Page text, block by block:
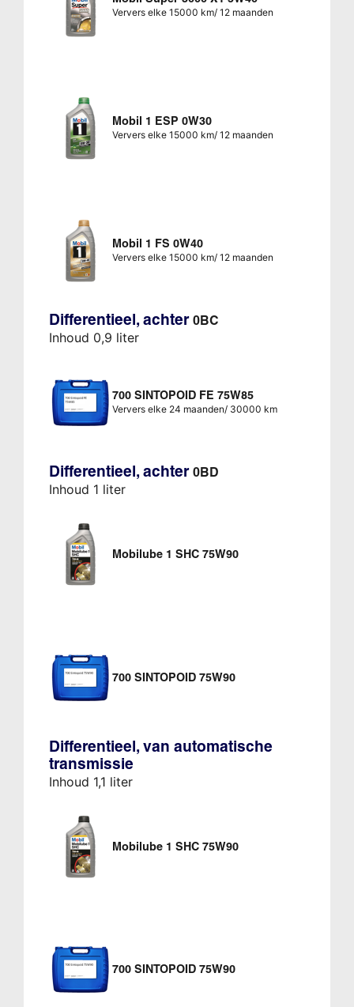
Ververs elke 15000 km/ 12 maanden
Mobil 1 ESP 0W30
Ververs elke 15000 km/ 12 maanden
Mobil 1 FS 0W40
Ververs elke 15000 km/ 12 maanden
Differentieel, achter 0BC
Inhoud 0,9 liter
700 SINTOPOID FE 75W85
Ververs elke 24 maanden/ 30000 km
Differentieel, achter 0BD
Inhoud 1 liter
Mobilube 1 SHC 75W90
700 SINTOPOID 75W90
Differentieel, van automatische
transmissie
Inhoud 1,1 liter
Mobilube 1 SHC 75W90
700 SINTOPOID 75W90